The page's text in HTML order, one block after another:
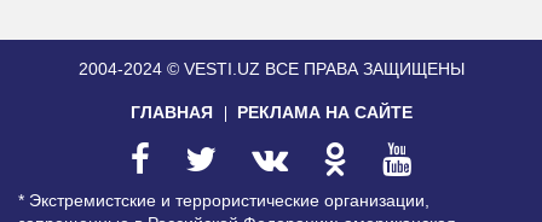
2004-2024 © VESTI.UZ ВСЕ ПРАВА ЗАЩИЩЕНЫ
ГЛАВНАЯ РЕКЛАМА НА САЙТЕ
* Экстремистские и террористические организации,